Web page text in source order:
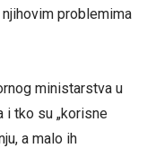
problemima
ministarstva u
i tko su „korisne
a malo ih